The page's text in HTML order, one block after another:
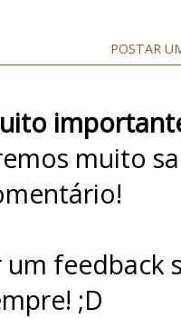
POSTAR
muito
um
;D